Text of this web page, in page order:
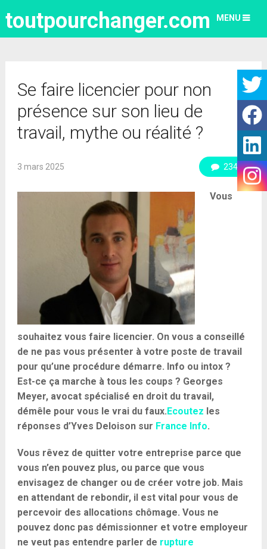
toutpourchanger.com MENU
Se faire licencier pour non
présence sur son lieu de
travail, mythe ou réalité ?
3 mars 2025 234
Vous
souhaitez vous faire licencier. On vous a conseillé
de ne pas vous présenter à votre poste de travail
pour qu’une procédure démarre. Info ou intox ?
Est-ce ça marche à tous les coups ? Georges
Meyer, avocat spécialisé en droit du travail,
démêle pour vous le vrai du faux. Ecoutez les
réponses d’Yves Deloison sur France Info.
Vous rêvez de quitter votre entreprise parce que
vous n’en pouvez plus, ou parce que vous
envisagez de changer ou de créer votre job. Mais
en attendant de rebondir, il est vital pour vous de
percevoir des allocations chômage. Vous ne
pouvez donc pas démissionner et votre employeur
ne veut pas entendre parler de rupture